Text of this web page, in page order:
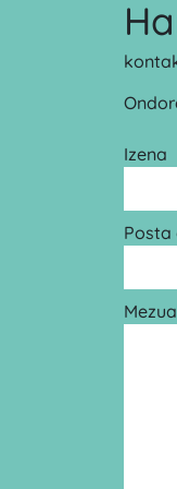
Izena
Posta